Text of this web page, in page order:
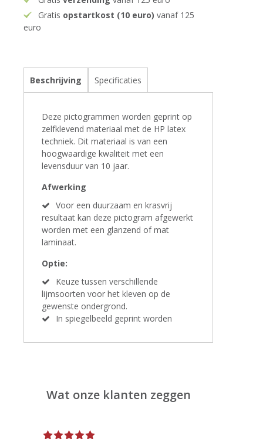
Gratis opstartkost (10 euro) vanaf 125
euro
Beschrijving Specificaties
Deze pictogrammen worden geprint op
zelfklevend materiaal met de HP latex
techniek. Dit materiaal is van een
hoogwaardige kwaliteit met een
levensduur van 10 jaar.
Afwerking
Voor een duurzaam en krasvrij
resultaat kan deze pictogram afgewerkt
worden met een glanzend of mat
laminaat.
Optie:
Keuze tussen verschillende
lijmsoorten voor het kleven op de
gewenste ondergrond.
In spiegelbeeld geprint worden
Wat onze klanten zeggen